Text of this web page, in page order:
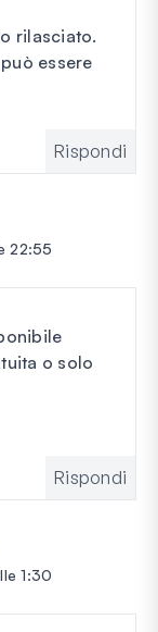
rilasciato.
essere
Rispondi
22:55
o solo
Rispondi
1:30